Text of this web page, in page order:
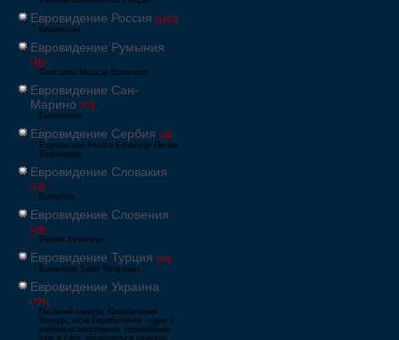
Евровидение Россия [1062]
Европесня
Евровидение Румыния
[41]
Concursul Muzical Eurovision
Евровидение Сан-
Марино [23]
Eurovisione
Евровидение Сербия [39]
Еуровисион Pesma Evrovizije Песма
Евровизије
Евровидение Словакия
[13]
Eurovízia
Евровидение Словения
[26]
Pesem Evrovizije
Евровидение Турция [66]
Eurovision Şarkı Yarışması
Евровидение Украина
[796]
Пісенний конкурс Євробачення
Конкурс пісні Євробачення - одне з
найбільш популярних телевізійних
шоу в світі, проводиться щорічно,